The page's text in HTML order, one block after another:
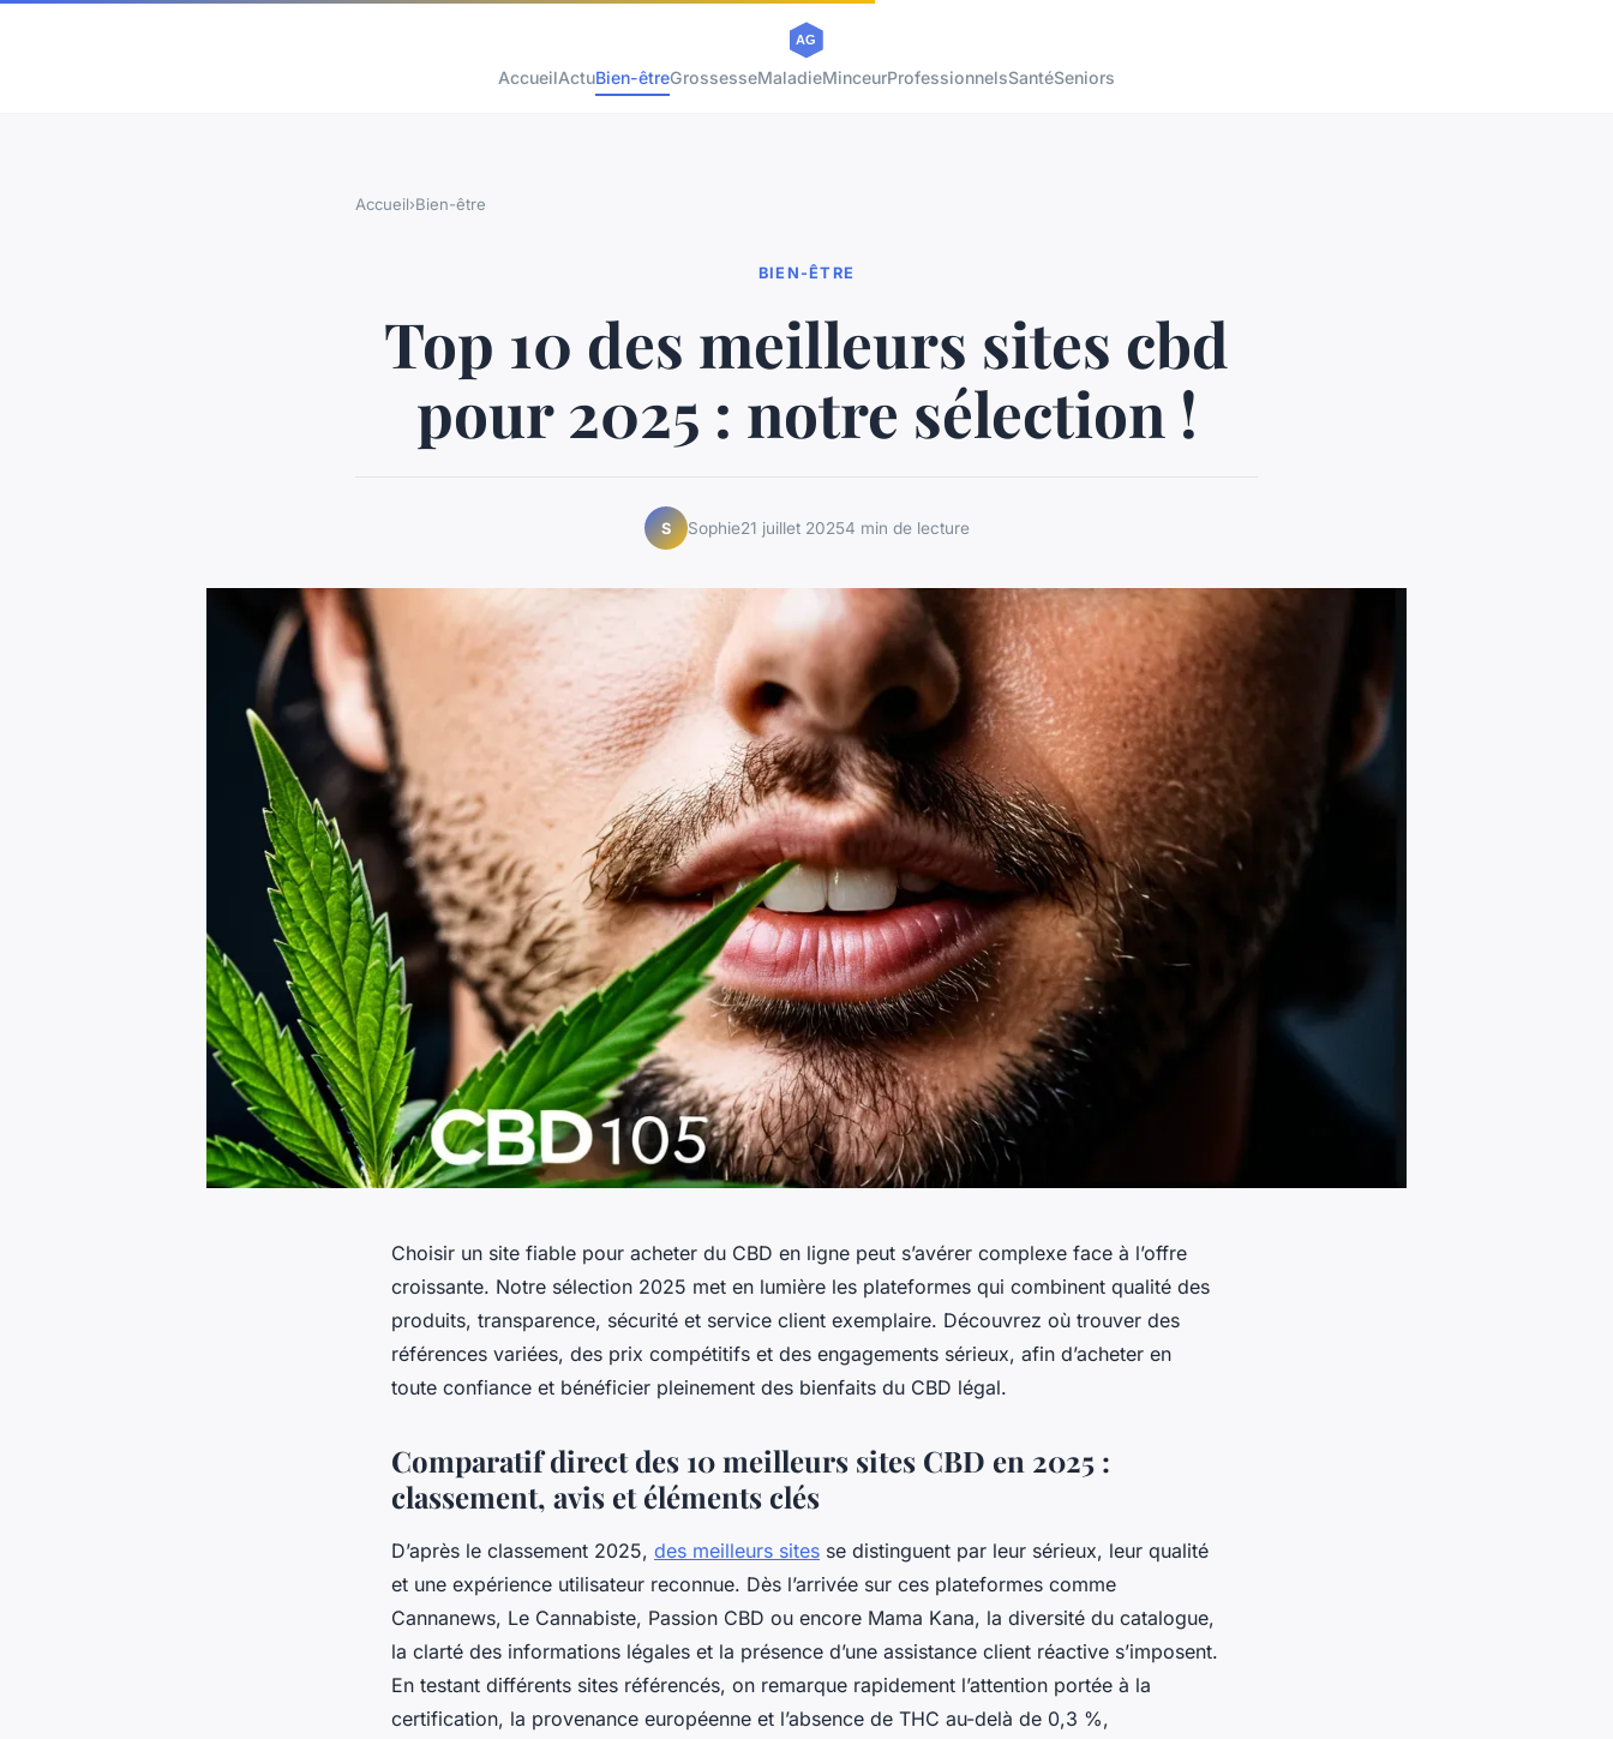
AccueilActuBien-êtreGrossesseMaladieMinceurProfessionnelsSantéSeniors
Accueil›Bien-être
BIEN-ÊTRE
Top 10 des meilleurs sites cbd
pour 2025 : notre sélection !
S Sophie21 juillet 20254 min de lecture
Choisir un site fiable pour acheter du CBD en ligne peut s’avérer complexe face à l’offre
croissante. Notre sélection 2025 met en lumière les plateformes qui combinent qualité des
produits, transparence, sécurité et service client exemplaire. Découvrez où trouver des
références variées, des prix compétitifs et des engagements sérieux, afin d’acheter en
toute confiance et bénéficier pleinement des bienfaits du CBD légal.
Comparatif direct des 10 meilleurs sites CBD en 2025 :
classement, avis et éléments clés
D’après le classement 2025, des meilleurs sites se distinguent par leur sérieux, leur qualité
et une expérience utilisateur reconnue. Dès l’arrivée sur ces plateformes comme
Cannanews, Le Cannabiste, Passion CBD ou encore Mama Kana, la diversité du catalogue,
la clarté des informations légales et la présence d’une assistance client réactive s’imposent.
En testant différents sites référencés, on remarque rapidement l’attention portée à la
certification, la provenance européenne et l’absence de THC au-delà de 0,3 %,